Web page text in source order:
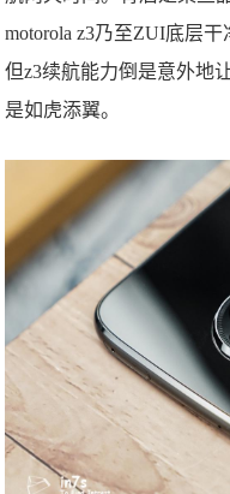
motorola z3乃至ZUI底层
但z3续航能力倒是意外地
是如虎添翼。